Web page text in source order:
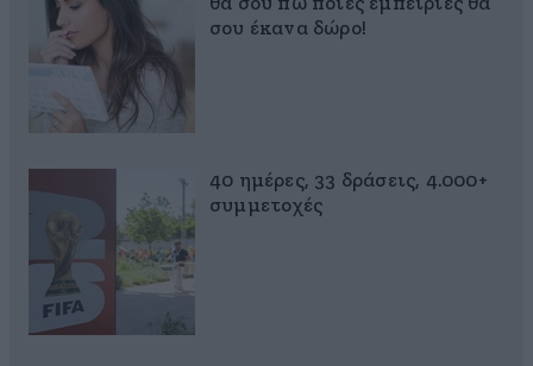
θα σου πω ποιες εμπειρίες θα
σου έκανα δώρο!
40 ημέρες, 33 δράσεις, 4.000+
συμμετοχές